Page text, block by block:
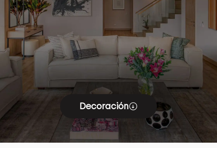
Decoración